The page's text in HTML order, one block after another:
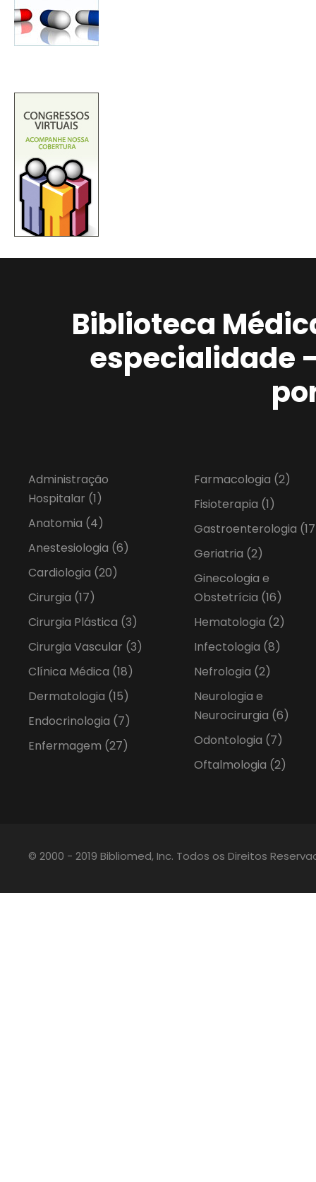
Biblioteca
especialidade
Administração
Hospitalar (1)
Anatomia (4)
Anestesiologia (6)
Cardiologia (20)
Cirurgia (17)
Cirurgia Plástica (3)
Cirurgia Vascular (3)
Clínica Médica (18)
Dermatologia (15)
Endocrinologia (7)
Enfermagem (27)
Farmacologia (2)
Fisioterapia (1)
Gastroenterologia
Geriatria (2)
Ginecologia e
Obstetrícia (16)
Hematologia (2)
Infectologia (8)
Nefrologia (2)
Neurologia e
Neurocirurgia (6)
Odontologia (7)
Oftalmologia (2)
© 2000 - 2019 Bibliomed, Inc. Todos os Direitos